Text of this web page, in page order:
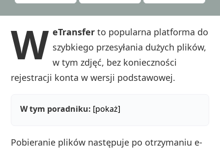
W eTransfer to popularna platforma do
szybkiego przesyłania dużych plików,
w tym zdjęć, bez konieczności
rejestracji konta w wersji podstawowej.
W tym poradniku: [pokaż]
Pobieranie plików następuje po otrzymaniu e-